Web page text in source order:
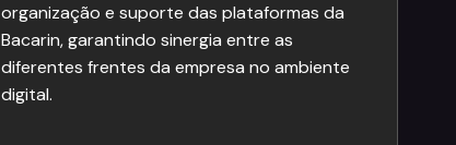
organização e suporte das plataformas da
Bacarin, garantindo sinergia entre as
diferentes frentes da empresa no ambiente
digital.